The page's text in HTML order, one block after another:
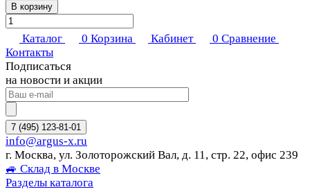
В корзину
Каталог 0 Корзина Кабинет 0 Сравнение
Контакты
Подписаться
на новости и акции
7 (495) 123-81-01
info@argus-x.ru
г. Москва, ул. Золоторожский Вал, д. 11, стр. 22, офис 239
🚙 Склад в Москве
Разделы каталога